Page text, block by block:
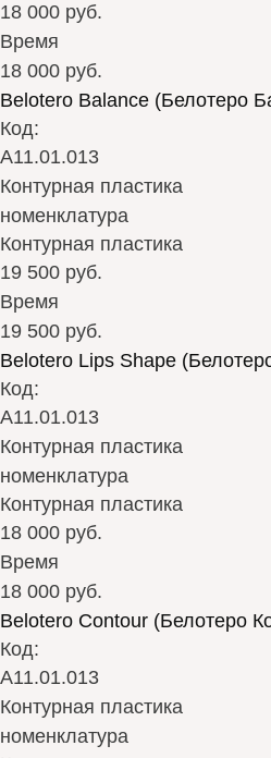
18 000 руб.
Время
18 000 руб.
Belotero Balance (Белотеро
Код:
А11.01.013
Контурная пластика
номенклатура
Контурная пластика
19 500 руб.
Время
19 500 руб.
Belotero Lips Shape
Код:
А11.01.013
Контурная пластика
номенклатура
Контурная пластика
18 000 руб.
Время
18 000 руб.
Belotero Contour (Белотеро
Код:
А11.01.013
Контурная пластика
номенклатура